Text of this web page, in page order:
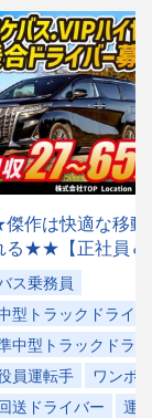
作は快適な移動
る★★【正社員＆
ドライバー大量
は全国各地を回
ライバーや、VIP
ードライバーな
寮完備！引越祝
（規定有）あり
ス乗務員
型トラックドライ
中型トラックドラ
員運転手
ワンボ
送ドライバー
運